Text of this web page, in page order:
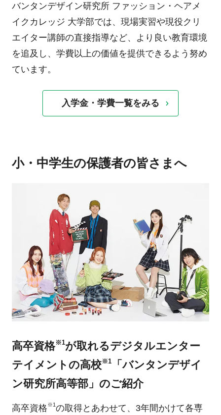
バンタンデザイン研究所 ファッション・ヘアメ
イクカレッジ 大学部では、現場実習や現役クリ
エイター講師の直接指導など、より良い教育環境
を追及し、学費以上の価値を提供できるよう努め
ています。
入学金・学費一覧をみる
小・中学生の保護者の皆さまへ
高卒資格※1が取れるデジタルエンター
テイメントの高校※1「バンタンデザイ
ン研究所高等部」のご紹介
高卒資格※1の取得とあわせて、3年間かけて各専